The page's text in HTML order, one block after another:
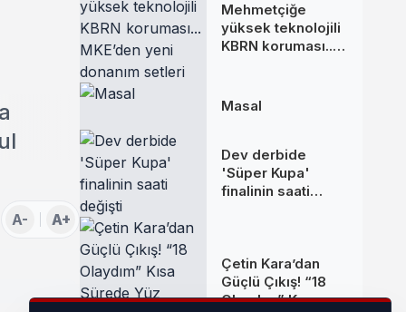
A- A+
Mehmetçiğe
yüksek teknolojili
KBRN koruması...
Masal
Dev derbide
'Süper Kupa'
finalinin saati
Çetin Kara’dan
Güçlü Çıkış! “18
Olaydım” Kısa